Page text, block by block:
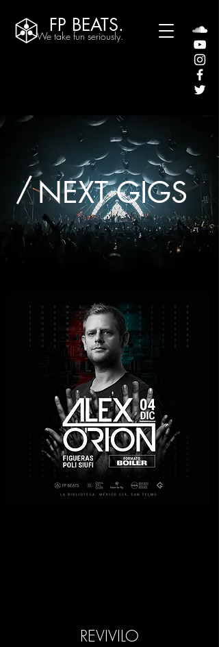
FP BEATS.
We take fun seriously.
/NEXT GIGS
REVIVILO